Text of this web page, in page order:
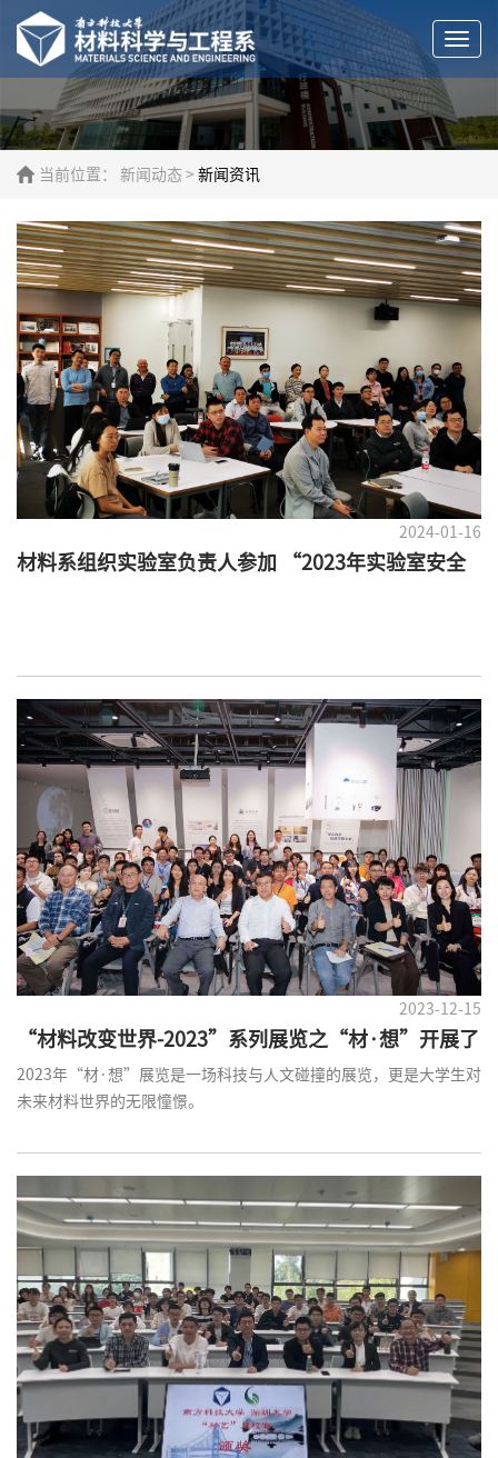
当前位置： 新闻动态 > 新闻资讯
2024-01-16
材料系组织实验室负责人参加 “2023年实验室安全
2023-12-15
“材料改变世界-2023”系列展览之“材·想”开展了
2023年“材·想”展览是一场科技与人文碰撞的展览，更是大学生对
未来材料世界的无限憧憬。